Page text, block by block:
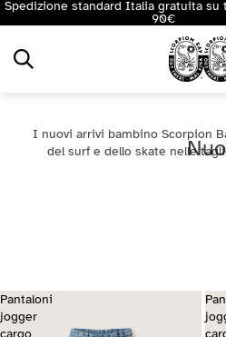
Spedizione standard Italia gratuita
90€
I nuovi arrivi bambino Scorpion
del surf e dello skate nelle
Pantaloni
jogger
cargo